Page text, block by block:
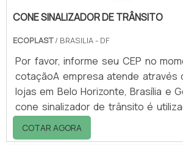
CONE SINALIZADOR DE TRÂNSITO
ECOPLAST/ BRASILIA - DF
Por favor, informe seu CEP no
cotaçãoA empresa atende através
lojas em Belo Horizonte, Brasília e
cone sinalizador de trânsito é
auxiliar o tráfego de carros.
altamente importante para evitar
COTAR AGORA